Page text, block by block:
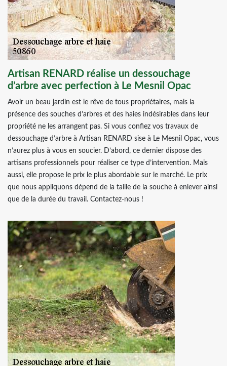
Artisan RENARD réalise un dessouchage
d’arbre avec perfection à Le Mesnil Opac
Avoir un beau jardin est le rêve de tous propriétaires, mais la
présence des souches d’arbres et des haies indésirables dans leur
propriété ne les arrangent pas. Si vous confiez vos travaux de
dessouchage d’arbre à Artisan RENARD sise à Le Mesnil Opac, vous
n’aurez plus à vous en soucier. D’abord, ce dernier dispose des
artisans professionnels pour réaliser ce type d’intervention. Mais
aussi, elle propose le prix le plus abordable sur le marché. Le prix
que nous appliquons dépend de la taille de la souche à enlever ainsi
que de la durée du travail. Contactez-nous !